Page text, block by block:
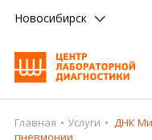
Новосибирск
Главная
Главная Услуги
ДНК
пневмонии